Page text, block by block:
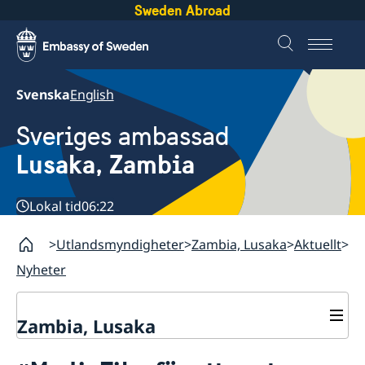
Sweden Abroad
SvenskaEnglish
Sveriges ambassad
Lusaka, Zambia
Lokal tid06:22
Utlandsmyndigheter Zambia, Lusaka Aktuellt
Nyheter
Zambia, Lusaka